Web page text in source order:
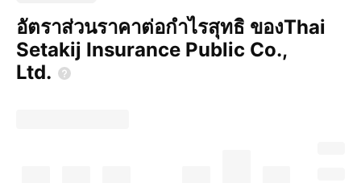
อัตราส่วนราคาต่อกำไรสุทธิ ของThai
Setakij Insurance Public Co.,
Ltd.